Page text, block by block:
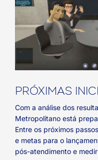
PRÓXIMAS
Com a análise dos
Metropolitano está
Entre os próximos
e metas para o
pós-atendimento e